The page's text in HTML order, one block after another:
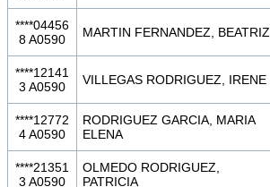
****04456
8 A0590
MARTIN FERNANDEZ, BEATRIZ
****12141
3 A0590
VILLEGAS RODRIGUEZ, IRENE
****12772
4 A0590
RODRIGUEZ GARCIA, MARIA
ELENA
****21351
3 A0590
OLMEDO RODRIGUEZ,
PATRICIA